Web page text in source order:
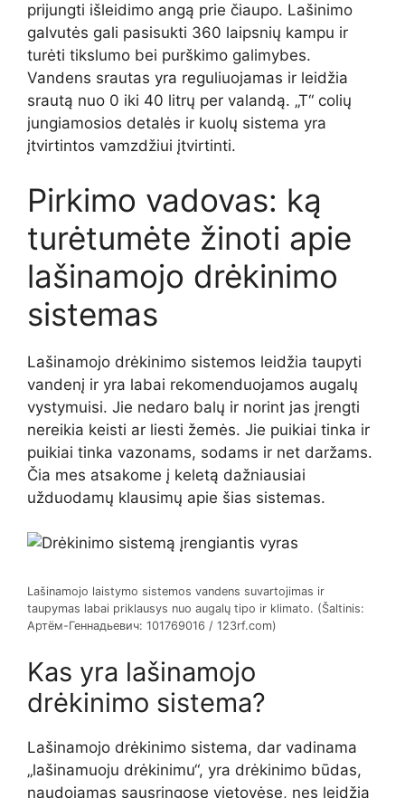
prijungti išleidimo angą prie čiaupo. Lašinimo
galvutės gali pasisukti 360 laipsnių kampu ir
turėti tikslumo bei purškimo galimybes.
Vandens srautas yra reguliuojamas ir leidžia
srautą nuo 0 iki 40 litrų per valandą. „T“ colių
jungiamosios detalės ir kuolų sistema yra
įtvirtintos vamzdžiui įtvirtinti.
Pirkimo vadovas: ką
turėtumėte žinoti apie
lašinamojo drėkinimo
sistemas
Lašinamojo drėkinimo sistemos leidžia taupyti
vandenį ir yra labai rekomenduojamos augalų
vystymuisi. Jie nedaro balų ir norint jas įrengti
nereikia keisti ar liesti žemės. Jie puikiai tinka ir
puikiai tinka vazonams, sodams ir net daržams.
Čia mes atsakome į keletą dažniausiai
užduodamų klausimų apie šias sistemas.
Lašinamojo laistymo sistemos vandens suvartojimas ir
taupymas labai priklausys nuo augalų tipo ir klimato. (Šaltinis:
Артём-Геннадьевич: 101769016 / 123rf.com)
Kas yra lašinamojo
drėkinimo sistema?
Lašinamojo drėkinimo sistema, dar vadinama
„lašinamuoju drėkinimu“, yra drėkinimo būdas,
naudojamas sausringose ​​vietovėse, nes leidžia